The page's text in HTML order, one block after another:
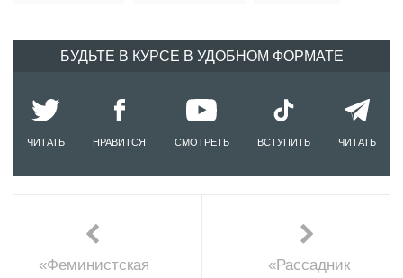
БУДЬТЕ В КУРСЕ В УДОБНОМ ФОРМАТЕ
ЧИТАТЬ НРАВИТСЯ СМОТРЕТЬ ВСТУПИТЬ ЧИТАТЬ
«Феминистская
«Рассадник